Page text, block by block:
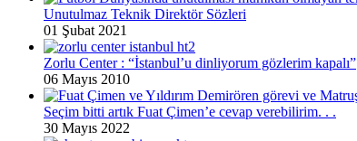
Unutulmaz Teknik Direktör Sözleri
01 Şubat 2021
Zorlu Center : “İstanbul’u dinliyorum gözlerim kapalı”
06 Mayıs 2010
Seçim bitti artık Fuat Çimen’e cevap verebilirim. . .
30 Mayıs 2022